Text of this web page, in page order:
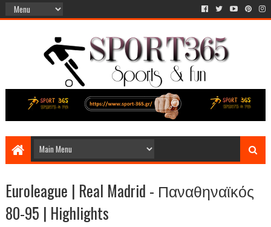
Euroleague | Real Madrid - Παναθηναϊκός
80-95 | Highlights